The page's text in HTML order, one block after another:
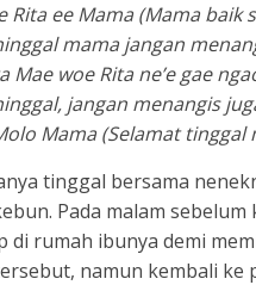
Rita ee Mama (Mama baik
mama jangan
Mae woe Rita ne’e gae
jangan menangis
Mama (Selamat tinggal
tinggal bersama
Pada malam sebelum
di rumah ibunya demi
namun kembali ke